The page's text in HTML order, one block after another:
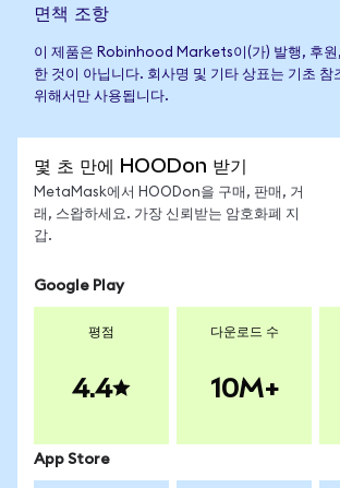
면책 조항
이 제품은 Robinhood Markets이(가) 발행, 후원
한 것이 아닙니다. 회사명 및 기타 상표는 기초 참
위해서만 사용됩니다.
몇 초 만에 HOODon 받기
MetaMask에서 HOODon을 구매, 판매, 거
래, 스왑하세요. 가장 신뢰받는 암호화폐 지
갑.
Google Play
평점
4.4
다운로드 수
10M+
App Store